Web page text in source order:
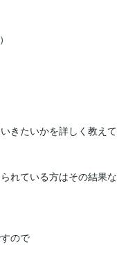
きたいかを詳しく教えて
れている方はその結果な
ので